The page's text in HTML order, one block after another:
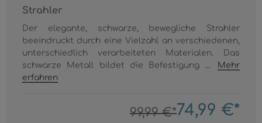
Strahler
Der elegante, schwarze, bewegliche Strahler
beeindruckt durch eine Vielzahl an verschiedenen,
unterschiedlich verarbeiteten Materialen. Das
schwarze Metall bildet die Befestigung ...
Mehr
erfahren
99,99 €*74,99 €*